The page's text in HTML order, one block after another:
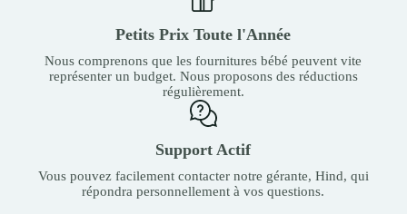
Petits Prix Toute l'Année
Nous comprenons que les fournitures bébé peuvent vite
représenter un budget. Nous proposons des réductions
régulièrement.
Support Actif
Vous pouvez facilement contacter notre gérante, Hind, qui
répondra personnellement à vos questions.